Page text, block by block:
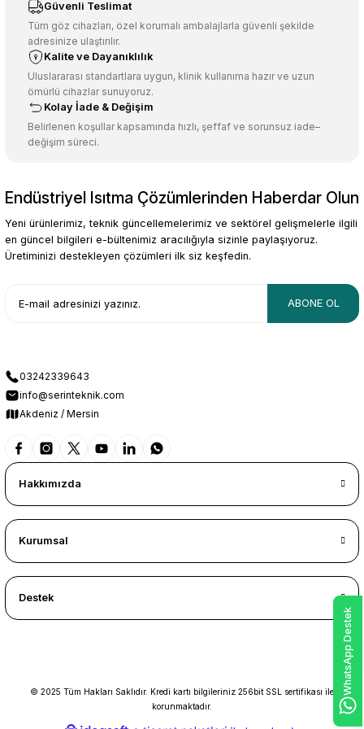
Ürün açıklamasında eksik bilgiler bulunuyor.
Ürün bilgilerinde hatalar bulunuyor.
Ürün fiyatı diğer sitelerden daha pahalı.
Bu ürüne benzer farklı alternatifler olmalı.
Gönder
Güvenli Teslimat
Tüm göz cihazları, özel korumalı ambalajlarla güvenli şekilde
adresinize ulaştırılır.
Kalite ve Dayanıklılık
Uluslararası standartlara uygun, klinik kullanıma hazır ve uzun
ömürlü cihazlar sunuyoruz.
Kolay İade & Değişim
Belirlenen koşullar kapsamında hızlı, şeffaf ve sorunsuz iade–
değişim süreci.
Endüstriyel Isıtma Çözümlerinden Haberdar Olun
Yeni ürünlerimiz, teknik güncellemelerimiz ve sektörel gelişmelerle ilgili
en güncel bilgileri e-bültenimiz aracılığıyla sizinle paylaşıyoruz.
Üretiminizi destekleyen çözümleri ilk siz keşfedin.
ABONE OL
03242339643
info@serinteknik.com
Akdeniz / Mersin
Hakkımızda
Kurumsal
Destek
© 2025 Tüm Hakları Saklıdır. Kredi kartı bilgileriniz 256bit SSL sertifikası ile
korunmaktadır.
WhatsApp Destek